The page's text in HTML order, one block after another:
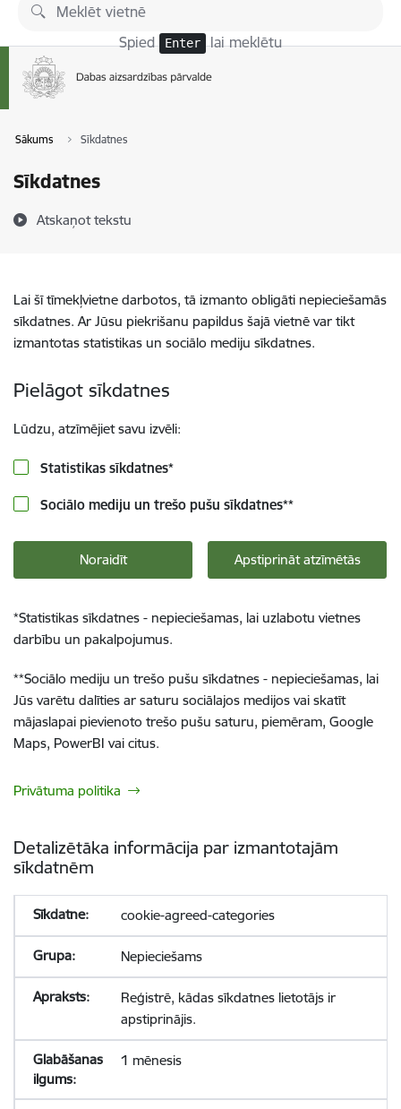
Pāriet uz lapas saturu
Spied Enter lai meklētu
Sākums Sīkdatnes
Sīkdatnes
Atskaņot tekstu
Lai šī tīmekļvietne darbotos, tā izmanto obligāti nepieciešamās
sīkdatnes. Ar Jūsu piekrišanu papildus šajā vietnē var tikt
izmantotas statistikas un sociālo mediju sīkdatnes.
Pielāgot sīkdatnes
Lūdzu, atzīmējiet savu izvēli:
Statistikas sīkdatnes*
Sociālo mediju un trešo pušu sīkdatnes**
Noraidīt Apstiprināt atzīmētās
*Statistikas sīkdatnes - nepieciešamas, lai uzlabotu vietnes
darbību un pakalpojumus.
**Sociālo mediju un trešo pušu sīkdatnes - nepieciešamas, lai
Jūs varētu dalīties ar saturu sociālajos medijos vai skatīt
mājaslapai pievienoto trešo pušu saturu, piemēram, Google
Maps, PowerBI vai citus.
Privātuma politika
Detalizētāka informācija par izmantotajām
sīkdatnēm
cookie-agreed-categories
Nepieciešams
Reģistrē, kādas sīkdatnes lietotājs ir
apstiprinājis.
1 mēnesis